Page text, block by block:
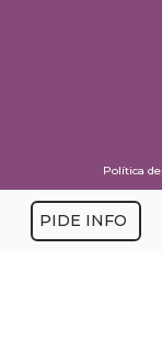
Política
PIDE INFO